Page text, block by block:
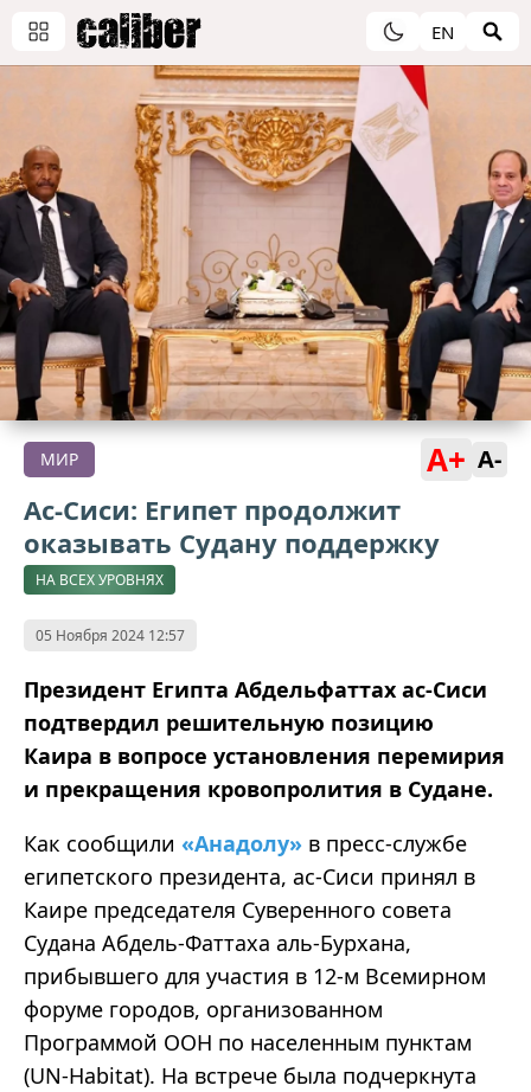
EN
МИР A+ A-
Ас-Сиси: Египет продолжит
оказывать Судану поддержку
НА ВСЕХ УРОВНЯХ
05 Ноября 2024 12:57
Президент Египта Абдельфаттах ас-Сиси
подтвердил решительную позицию
Каира в вопросе установления перемирия
и прекращения кровопролития в Судане.
Как сообщили «Анадолу» в пресс-службе
египетского президента, ас-Сиси принял в
Каире председателя Суверенного совета
Судана Абдель-Фаттаха аль-Бурхана,
прибывшего для участия в 12-м Всемирном
форуме городов, организованном
Программой ООН по населенным пунктам
(UN-Habitat). На встрече была подчеркнута